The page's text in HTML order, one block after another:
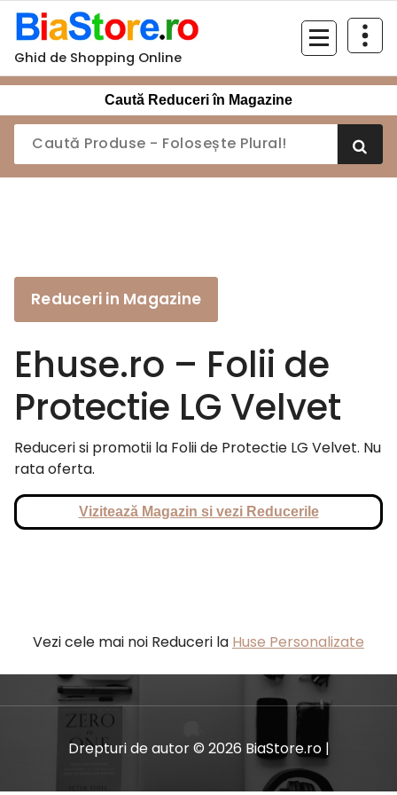
Sari
conținut
Ghid de Shopping Online
Caută Reduceri în Magazine
Reduceri in Magazine
Ehuse.ro – Folii de
Protectie LG Velvet
Reduceri si promotii la Folii de Protectie LG Velvet. Nu
rata oferta.
Vizitează Magazin si vezi Reducerile
Vezi cele mai noi Reduceri la Huse Personalizate
Drepturi de autor © 2026 BiaStore.ro |